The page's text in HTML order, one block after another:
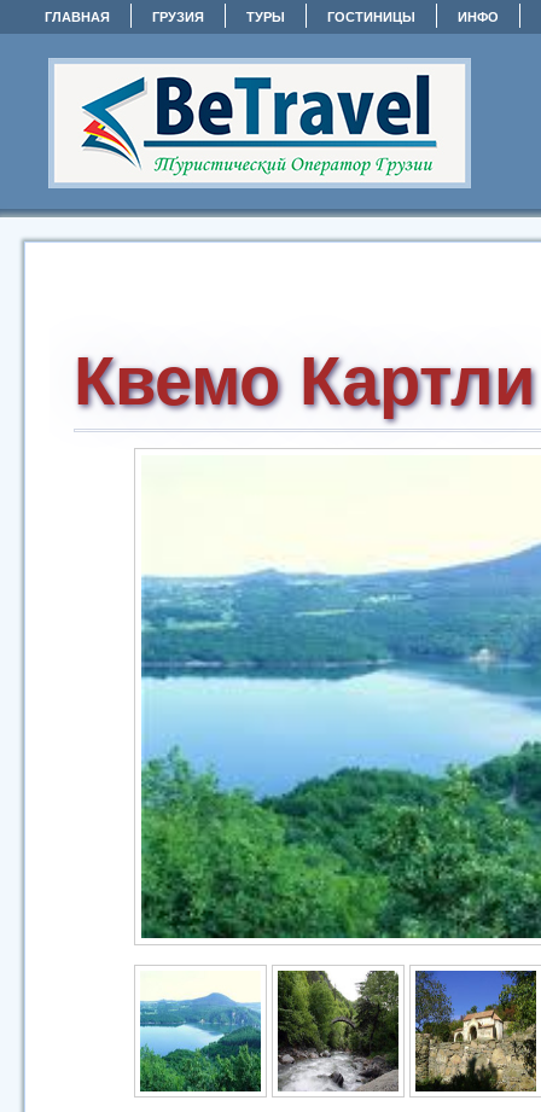
ГЛАВНАЯ ГРУЗИЯ ТУРЫ ГОСТИНИЦЫ ИНФО
Квемо Картли